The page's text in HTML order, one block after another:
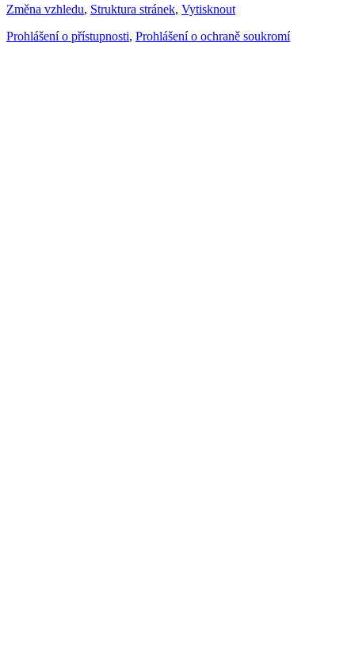
Změna vzhledu, Struktura stránek, Vytisknout
Prohlášení o přístupnosti, Prohlášení o ochraně soukromí